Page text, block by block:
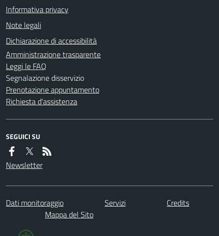
Informativa privacy
Note legali
Dichiarazione di accessibilità
Amministrazione trasparente
Leggi le FAQ
Segnalazione disservizio
Prenotazione appuntamento
Richiesta d'assistenza
SEGUICI SU
Newsletter
Dati monitoraggio Servizi
Credits
Mappa del Sito